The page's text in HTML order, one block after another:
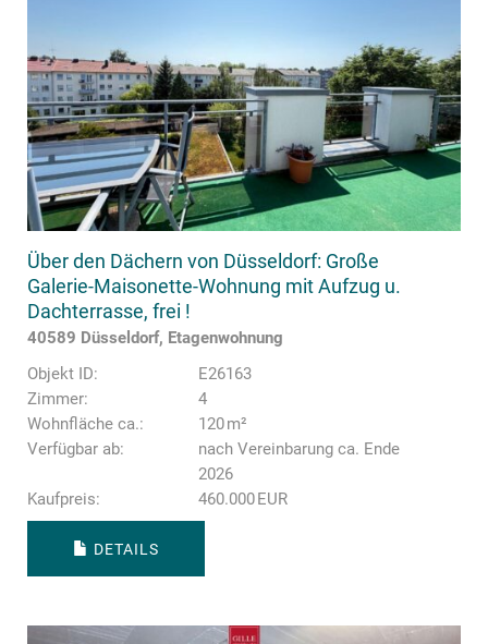
Über den Dächern von Düsseldorf: Große
Galerie-Maisonette-Wohnung mit Aufzug u.
Dachterrasse, frei !
40589 Düsseldorf, Etagenwohnung
Objekt ID:
E26163
Zimmer:
4
Wohnfläche ca.:
120 m²
Verfügbar ab:
nach Vereinbarung ca. Ende
2026
Kaufpreis:
460.000 EUR
DETAILS